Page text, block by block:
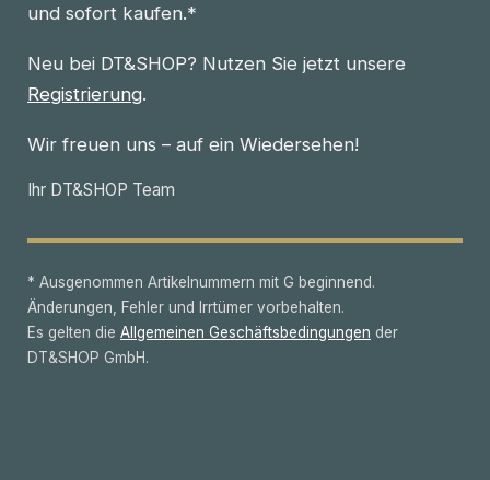
und sofort kaufen.*
Neu bei DT&SHOP? Nutzen Sie jetzt unsere
Registrierung.
Wir freuen uns – auf ein Wiedersehen!
Ihr DT&SHOP Team
* Ausgenommen Artikelnummern mit G beginnend.
Änderungen, Fehler und Irrtümer vorbehalten.
Es gelten die Allgemeinen Geschäftsbedingungen der
DT&SHOP GmbH.